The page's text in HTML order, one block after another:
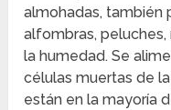
almohadas, también
alfombras,
la humedad. Se
células muertas de
están en la mayoría